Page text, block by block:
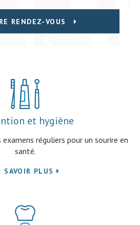
RENDEZ-VOUS
et hygiène
réguliers pour un sourire en
santé.
SAVOIR PLUS